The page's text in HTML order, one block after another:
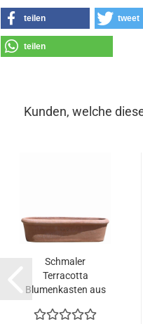
teilen tweet
teilen
Kunden, welche
Schmaler
Terracotta
Blumenkasten aus